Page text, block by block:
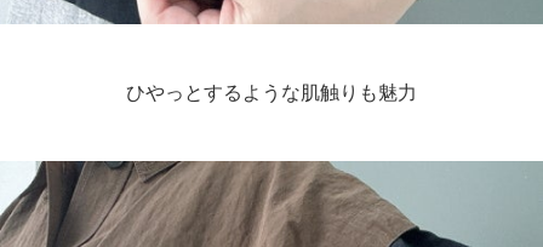
ひやっとするような肌触りも魅力